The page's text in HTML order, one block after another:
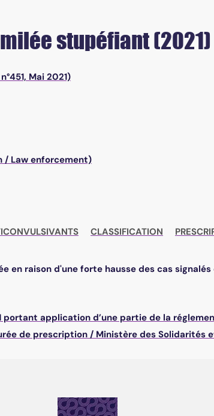
stupéfiant (2021)
Mai 2021)
/ Law enforcement)
CLASSIFICATION
en raison d'une forte hausse des cas
portant application d’une partie de la
de prescription / Ministère des Solidarités